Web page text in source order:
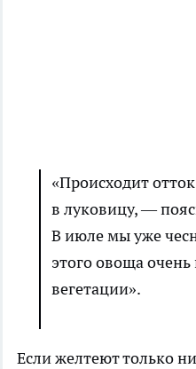
«Происходит отток
в луковицу, —
В июле мы уже
этого овоща
вегетации».
Если желтеют только